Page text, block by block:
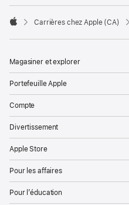

Carrières chez Apple (CA)
Magasiner et explorer
Portefeuille Apple
Compte
Divertissement
Apple Store
Pour les affaires
Pour l’éducation